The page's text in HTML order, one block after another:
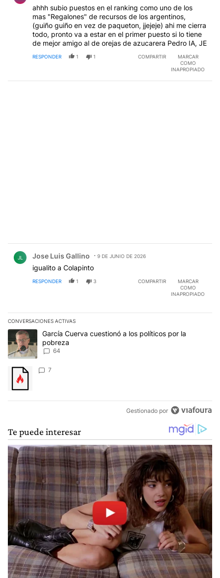
ahhh subio puestos en el ranking como uno de los
mas "Regalones" de recursos de los argentinos,
(guiño guiño en vez de paqueton, jjejeje) ahi me cierra
todo, pronto va a estar en el primer puesto si lo tiene
de mejor amigo al de orejas de azucarera Pedro IA, JE
RESPONDER 1 1 COMPARTIR
MARCAR
COMO
INAPROPIADO
JL Jose Luis Gallino 9 DE JUNIO DE 2026
igualito a Colapinto
RESPONDER 1 3 COMPARTIR
MARCAR
COMO
INAPROPIADO
CONVERSACIONES ACTIVAS
Este listado muestra los artículos con más comentarios en los
Un artículo de tendencia con el título "García Cuerva cuestionó
García Cuerva cuestionó a los políticos por la
pobreza
64
Un artículo de tendencia con el título "" con 7 comentarios.
7
Gestionado por